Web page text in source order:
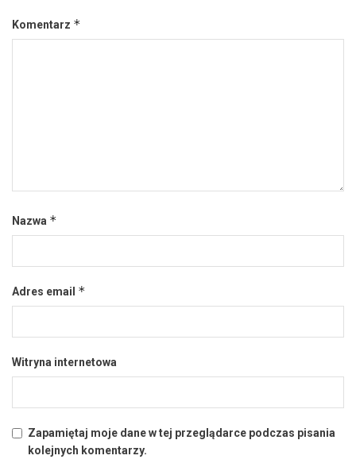
Komentarz *
Nazwa *
Adres email *
Witryna internetowa
Zapamiętaj moje dane w tej przeglądarce podczas pisania
kolejnych komentarzy.